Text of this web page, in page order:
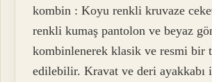
kombin : Koyu renkli kruvaze
renkli kumaş pantolon ve beyaz
kombinlenerek klasik ve resmi bir
edilebilir. Kravat ve deri ayakkabı